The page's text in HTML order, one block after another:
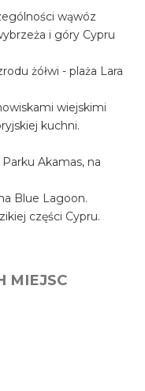
wąwóz
i góry Cypru
żółwi - plaża Lara
wiejskimi
kuchni.
Akamas, na
Blue Lagoon.
części Cypru.
MIEJSC